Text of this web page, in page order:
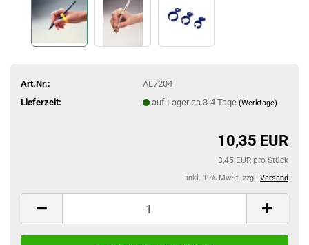
Art.Nr.:
AL7204
Lieferzeit:
auf Lager ca.3-4 Tage (Werktage)
10,35 EUR
3,45 EUR pro Stück
inkl. 19% MwSt. zzgl. Versand